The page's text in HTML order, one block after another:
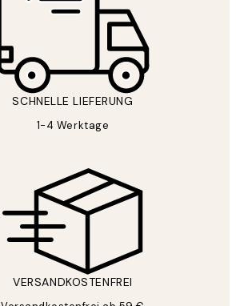
SCHNELLE LIEFERUNG
1-4 Werktage
VERSANDKOSTENFREI